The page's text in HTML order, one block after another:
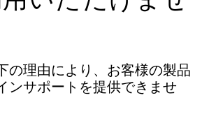
の理由により、お客様の製品
ンサポートを提供できませ